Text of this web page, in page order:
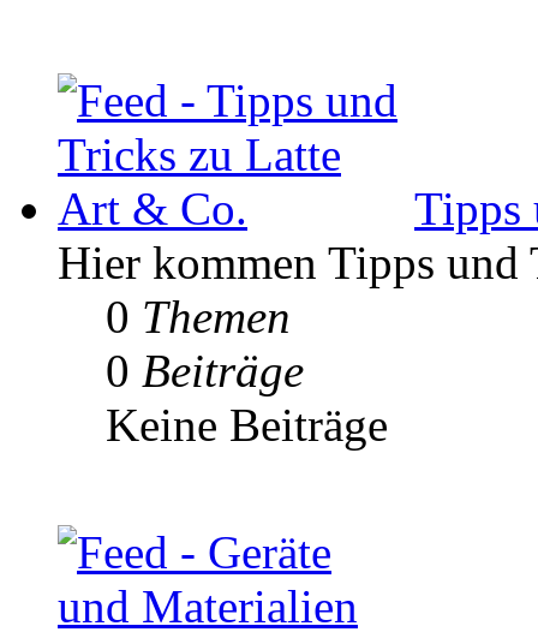
Tipps
Hier kommen Tipps
0 Themen
0 Beiträge
Keine Beiträge